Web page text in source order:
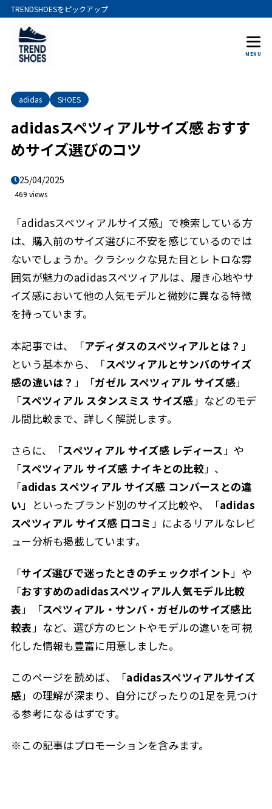
TRENDSHOESをピックアップ
MENU
adidas SHOES
adidasスペツィアルサイズ感 おすす
めサイズ選びのコツ
25/04/2025
469 views
「adidasスペツィアルサイズ感」で検索している方
は、購入前のサイズ選びに不安を感じているのでは
ないでしょうか。クラシックな見た目とレトロな雰
囲気が魅力のadidasスペツィアルは、履き心地やサ
イズ感において他の人気モデルと微妙に異なる特徴
を持っています。
本記事では、「アディダスのスペツィアルとは？ 」
という基本から、「スペツィアルとサンバのサイズ
感の違いは？ 」「ガゼル スペツィアル サイズ感」
「スペツィアル スタンスミス サイズ感 」などのモデ
ル間比較まで、詳しく解説します。
さらに、「スペツィアル サイズ感 レディース 」や
「スペツィアル サイズ感 ナイキとの比較」、
「adidas スペツィアル サイズ感 コンバースとの違
い 」といったブランド別のサイズ比較や、「adidas
スペツィアル サイズ感 口コミ 」によるリアルなレビ
ュー分析も掲載しています。
「サイズ選びで迷ったときのチェックポイント 」や
「おすすめのadidasスペツィアル人気モデル比較
表 」「スペツィアル・サンバ・ガゼルのサイズ感比
較表 」など、選び方のヒントやモデルの違いを可視
化した情報も豊富に用意しました。
このページを読めば、「adidasスペツィアルサイズ
感」の理解が深まり、自分にぴったりの1足を見つけ
る参考になるはずです。
※この記事はプロモーションを含みます。